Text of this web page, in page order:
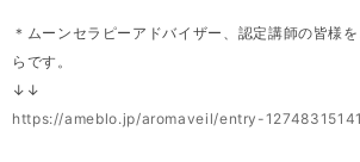
＊ムーンセラピーアドバイザー、認定講師の皆様
らです。
↓↓
https://ameblo.jp/aromaveil/entry-